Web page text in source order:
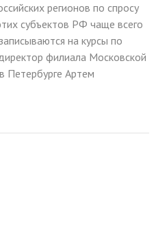
регионов по спросу
субъектов РФ чаще всего
на курсы по
филиала Московской
Артем